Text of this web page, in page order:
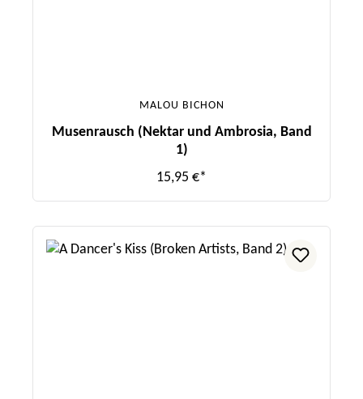
MALOU BICHON
Musenrausch (Nektar und Ambrosia, Band
1)
15,95 €*